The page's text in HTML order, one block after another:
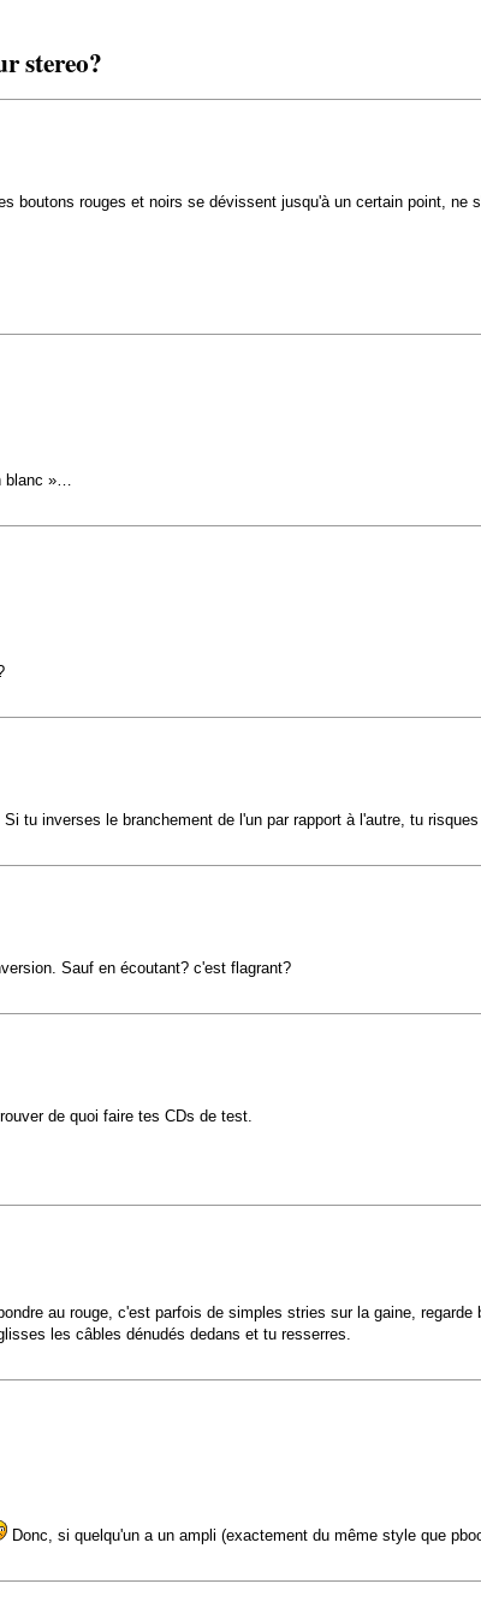
stereo?
boutons rouges et noirs se dévissent jusqu'à un certain point,
»…
tu inverses le branchement de l'un par rapport à l'autre, tu
Sauf en écoutant? c'est flagrant?
de quoi faire tes CDs de test.
au rouge, c'est parfois de simples stries sur la gaine, regarde
les câbles dénudés dedans et tu resserres.
Donc, si quelqu'un a un ampli (exactement du même style que